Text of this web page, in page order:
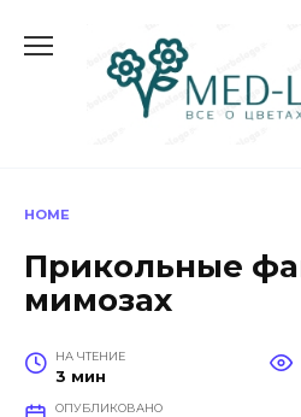
содержанию
HOME
Прикольные
мимозах
НА ЧТЕНИЕ
3 мин
ОПУБЛИКОВАНО